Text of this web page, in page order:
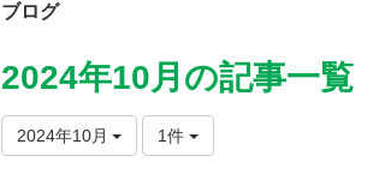
ブログ
2024年10月の記事一覧
2024年10月 1件